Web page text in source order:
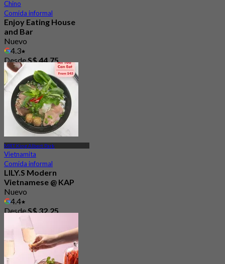
Chino
Comida informal
Enjoy Eating House
and Bar
Nuevo
4.3
DesdeS$ 44.75
MRT King Albert Park
Vietnamita
Comida informal
LILY.S Modern
Vietnamese @ KAP
Nuevo
4.4
DesdeS$ 32.25